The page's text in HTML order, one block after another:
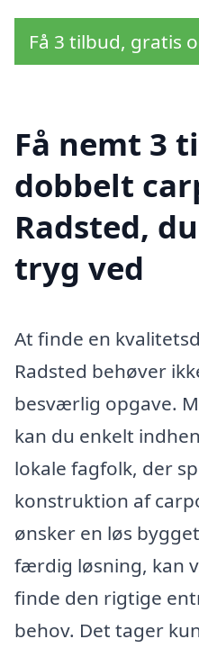
Få 3 tilbud, gratis
Få nemt 3
dobbelt
Radsted,
tryg ved
At finde en
Radsted behøver
besværlig opgave.
kan du enkelt
lokale fagfolk, der
konstruktion af
ønsker en løs
færdig løsning, kan
finde den rigtige
behov. Det tager